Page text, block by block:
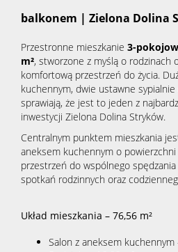
balkonem | Zielona Dolina
Przestronne mieszkanie 3-
m², stworzone z myślą o rodzinach
komfortową przestrzeń do życia.
kuchennym, dwie ustawne
sprawiają, że jest to jeden z
inwestycji Zielona Dolina Stryków.
Centralnym punktem mieszkania
aneksem kuchennym o
przestrzeń do wspólnego
spotkań rodzinnych oraz
Układ mieszkania – 76,56 m²
Salon z aneksem kuchennym